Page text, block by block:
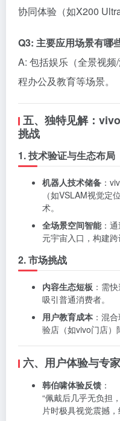
协同体验（如X200
Q3: 主要应用场景有哪
A: 包括娱乐（全景视
程办公及教育等场景。
五、独特见解：
挑战
1. 技术验证与生态布局
机器人技术储备 ：
（如VSLAM视觉
术。
全场景空间智能：
元宇宙入口，构建跨
2. 市场挑战
内容生态短板 ：需
吸引普通消费者。
用户教育成本 ：混
验店（如vivo门店）
六、用户体验与专
韩伯啸体验反馈 ：
“佩戴后几乎无负担
片时极具视觉震撼